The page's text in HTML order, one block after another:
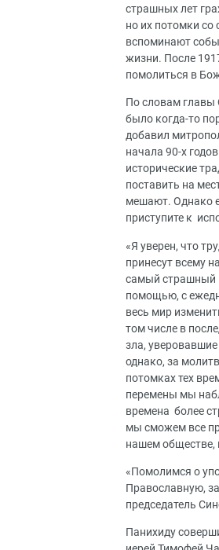
страшных лет
но их потомки со
вспоминают
жизни. После
помолиться в
По словам главы
было когда-то
добавил
начала 90-х
исторические
поставить на
мешают. Однако
приступите к
«Я уверен, что
принесут всему
самый страшный
помощью, с
весь мир
том числе в
зла,
однако, за
потомках тех
перемены мы
времена более
мы сможем все
нашем обществе,
«Помолимся о
Православную,
председатель
Панихиду